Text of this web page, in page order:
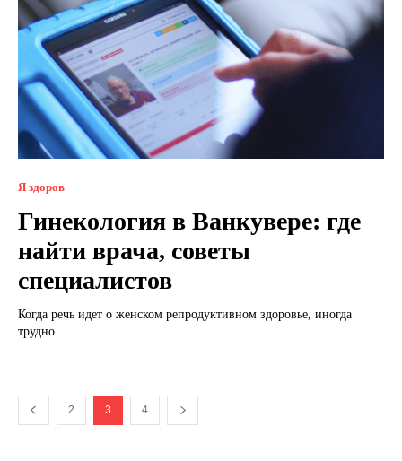
Я здоров
Гинекология в Ванкувере: где
найти врача, советы
специалистов
Когда речь идет о женском репродуктивном здоровье, иногда
трудно...
2 3 4